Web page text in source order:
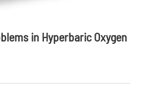
in Hyperbaric Oxygen